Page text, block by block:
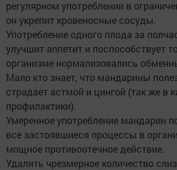
регулярном употреблении в
он укрепит кровеносные сосуды.
Употребление одного плода за
улучшит аппетит и поспособствует
организме нормализовались
Мало кто знает, что мандарины
страдает астмой и цингой (так же в
профилактики).
Умеренное употребление мандарин
все застоявшиеся процессы в
мощное противоотечное действие.
Удалить чрезмерное количество